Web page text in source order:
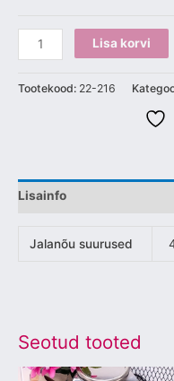
Lisa korvi
Tootekood: 22-216
Lisainfo
Jalanõu suurused
Seotud tooted
Sellel